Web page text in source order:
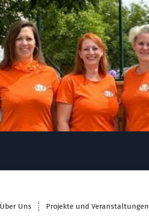
Über Uns Projekte und Veranstaltungen